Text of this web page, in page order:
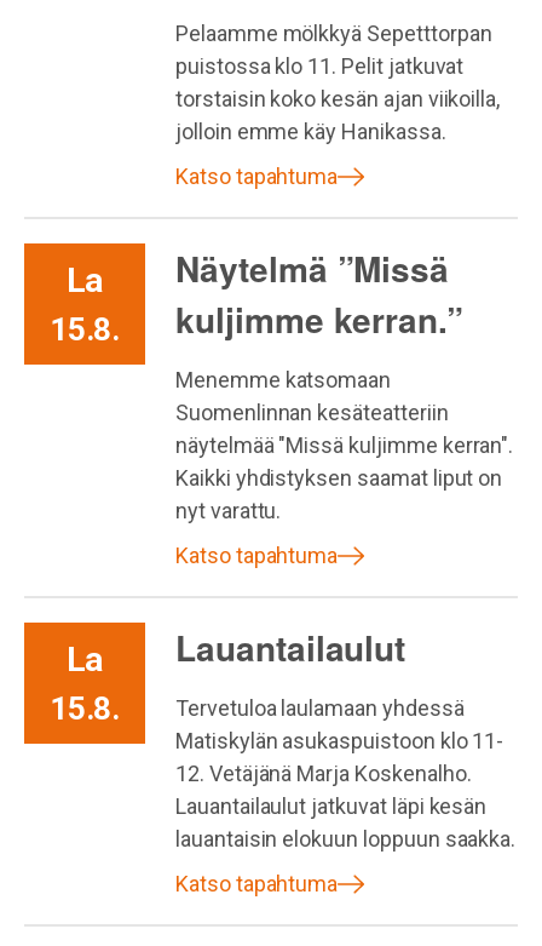
Pelaamme mölkkyä Sepetttorpan
puistossa klo 11. Pelit jatkuvat
torstaisin koko kesän ajan viikoilla,
jolloin emme käy Hanikassa.
Katso tapahtuma
La
15.8.
Näytelmä ”Missä
kuljimme kerran.”
Menemme katsomaan
Suomenlinnan kesäteatteriin
näytelmää "Missä kuljimme kerran".
Kaikki yhdistyksen saamat liput on
nyt varattu.
Katso tapahtuma
La
15.8.
Lauantailaulut
Tervetuloa laulamaan yhdessä
Matiskylän asukaspuistoon klo 11-
12. Vetäjänä Marja Koskenalho.
Lauantailaulut jatkuvat läpi kesän
lauantaisin elokuun loppuun saakka.
Katso tapahtuma